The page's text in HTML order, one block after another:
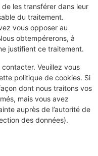
les transférer dans leur
du traitement.
vous opposer au
obtempérerons, à
justifient ce traitement.
Veuillez vous
politique de cookies. Si
dont nous traitons vos
mais vous avez
auprès de l’autorité de
des données).